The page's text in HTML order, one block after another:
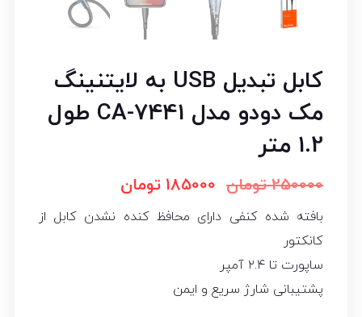
کابل تبدیل USB به لایتنینگ
مک دودو مدل CA-7441 طول
1.2 متر
250000 تومان 185000 تومان
بافته شده کنفی دارای محافظ کنده نشدن کابل از
کانکتور
ساپورت تا ۲.۴ آمپر
پشتیبانی شارژ سریع و ایمن